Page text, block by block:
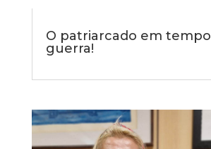
O patriarcado em
guerra!